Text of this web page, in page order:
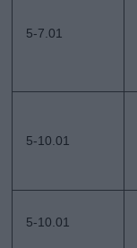
5-7.01
5-10.01
5-10.01